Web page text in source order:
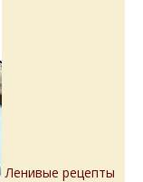
Ленивые рецепты